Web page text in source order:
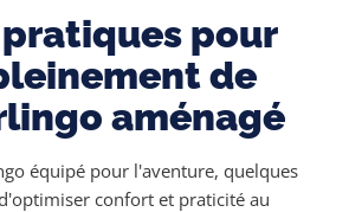
pour
de
aménagé
équipé pour l'aventure, quelques
confort et praticité au